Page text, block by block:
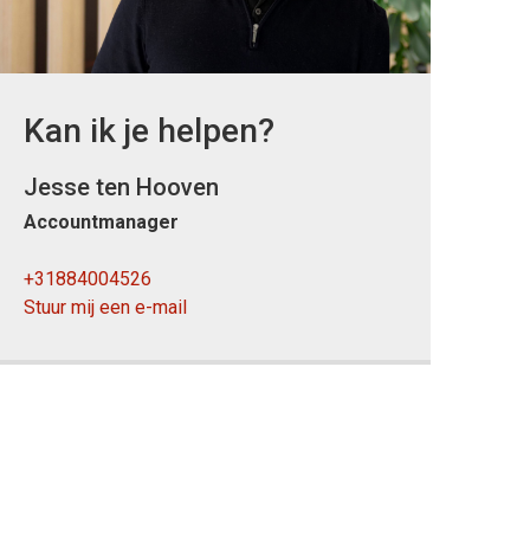
Kan ik je helpen?
Jesse ten Hooven
Accountmanager
+31884004526
Stuur mij een e-mail